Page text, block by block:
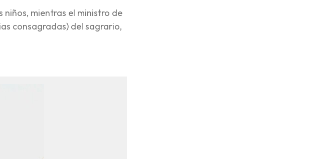
niños, mientras el ministro de
consagradas) del sagrario,